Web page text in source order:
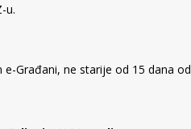
u.
Građani, ne starije od 15 dana od